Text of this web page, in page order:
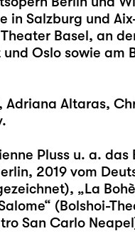
in Salzburg und
Basel, an
Oslo sowie am
Adriana Altaras,
Pluss u. a. das
2019 vom
„La
(Bolshoi-
San Carlo